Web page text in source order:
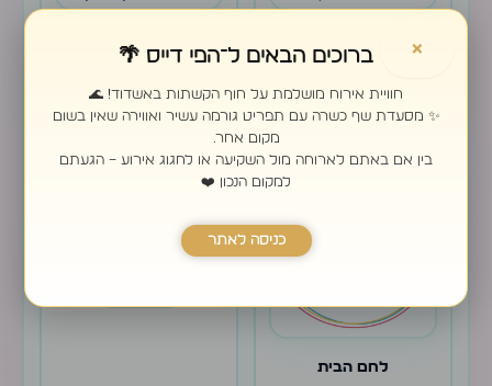
82.00 ₪
48.00₪
לחם הבית
צלחת חריפים
× ברוכים הבאים ל־הפי דייס 🌴
חוויית אירוח מושלמת על חוף הקשתות באשדוד! 🌊
✨ מסעדת שף כשרה עם תפריט גורמה עשיר ואווירה שאין בשום
מקום אחר.
בין אם באתם לארוחה מול השקיעה או לחגוג אירוע – הגעתם
למקום הנכון ❤️
כניסה לאתר